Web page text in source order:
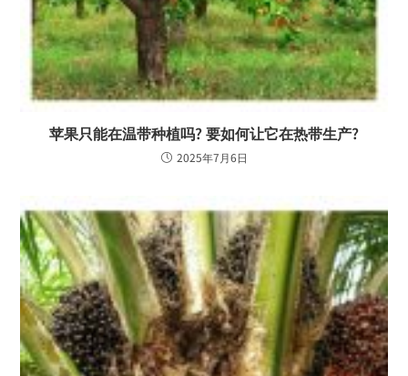
苹果只能在温带种植吗? 要如何让它在热带生产?
2025年7月6日